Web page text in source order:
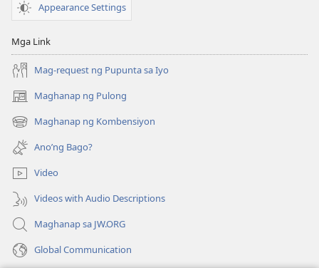
Appearance Settings
Mga Link
Mag-request ng Pupunta sa Iyo
Maghanap ng Pulong
(may
bubukas
na
bagong
window)
Maghanap ng Kombensiyon
(may
bubukas
na
bagong
window)
Ano’ng Bago?
Video
Videos with Audio Descriptions
Maghanap sa JW.ORG
Global Communication